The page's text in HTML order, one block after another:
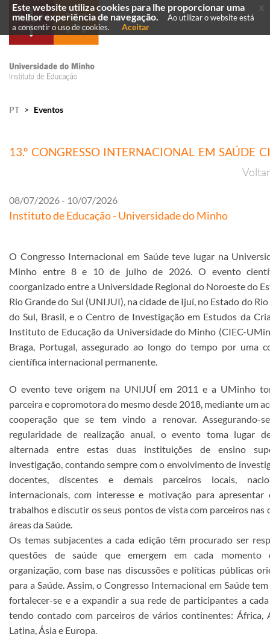
PT > Eventos
13.º CONGRESSO INTERNACIONAL EM SAÚDE
08/07/2026 - 10/07/2026
Instituto de Educação - Universidade do Minho
O Congresso Internacional em Saúde teve lugar na
Minho entre 8 e 10 de julho de 2026. O evento
coorganizado entre a Universidade Regional do Noroeste do
Rio Grande do Sul (UNIJUI), na cidade de Ijuí, no Estado do
do Sul, Brasil, e o Centro de Investigação em Estudos da
Instituto de Educação da Universidade do Minho (CIEC-
Braga, Portugal, assegurado ao longo do tempo por uma
científica internacional permanente.
O evento teve origem na UNIJUÍ em 2011 e a UMinho
parceira e copromotora do mesmo desde 2018, mediante um
cooperação que se tem vindo a renovar. Assegurando-
regularidade de realização anual, o evento toma lugar
alternada entre estas duas instituições de ensino
investigação, contando sempre com o envolvimento de
docentes, discentes e demais parceiros locais,
internacionais, com interesse e motivação para apresentar
trabalhos e discutir os seus pontos de vista com parceiros nas
áreas da Saúde.
Os temas subjacentes a cada edição têm procurado ser
questões de saúde que emergem em cada momento
organização, com base nas discussões e políticas públicas
para a Saúde. Assim, o Congresso Internacional em Saúde
fortalecer-se e a expandir a sua rede de participantes a
tendo contado com parceiros de vários continentes: África,
Latina, Ásia e Europa.
Este website utiliza cookies para lhe proporcionar uma
melhor experiência de navegação.
Ao utilizar o website está
a consentir o uso de cookies.
Aceitar
x